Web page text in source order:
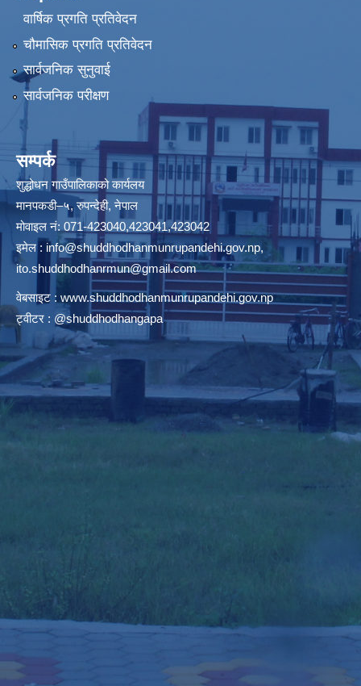
वार्षिक प्रगति प्रतिवेदन
चौमासिक प्रगति प्रतिवेदन
सार्वजनिक सुनुवाई
सार्वजनिक परीक्षण
सम्पर्क
शुद्धोधन गाउँपालिकाको कार्यलय
मानपकडी–५, रुपन्देही, नेपाल
मोवाइल नं: 071-423040,423041,423042
इमेल : info@shuddhodhanmunrupandehi.gov.np,
ito.shuddhodhanrmun@gmail.com
वेबसाइट : www.shuddhodhanmunrupandehi.gov.np
ट्वीटर : @shuddhodhangapa